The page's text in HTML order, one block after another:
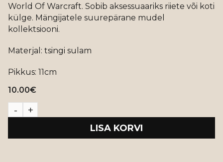
World Of Warcraft. Sobib aksessuaariks riiete või koti
külge. Mängijatele suurepärane mudel
kollektsiooni.
Materjal: tsingi sulam
Pikkus: 11cm
10.00€
LISA KORVI